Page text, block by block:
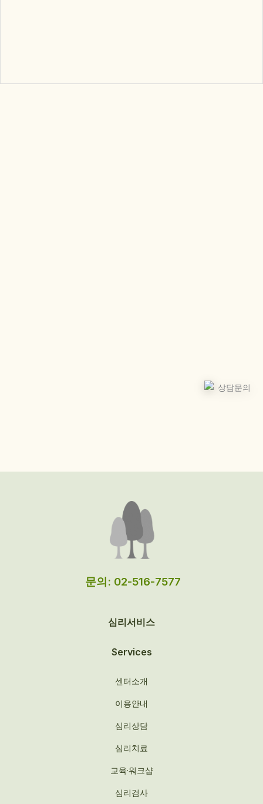
문의: 02-516-7577
심리서비스
Services
센터소개
이용안내
심리상담
심리치료
교육·워크샵
심리검사